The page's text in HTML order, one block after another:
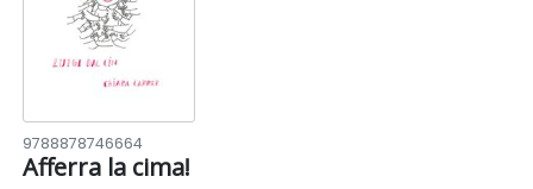
9788878746664
Afferra la cima!